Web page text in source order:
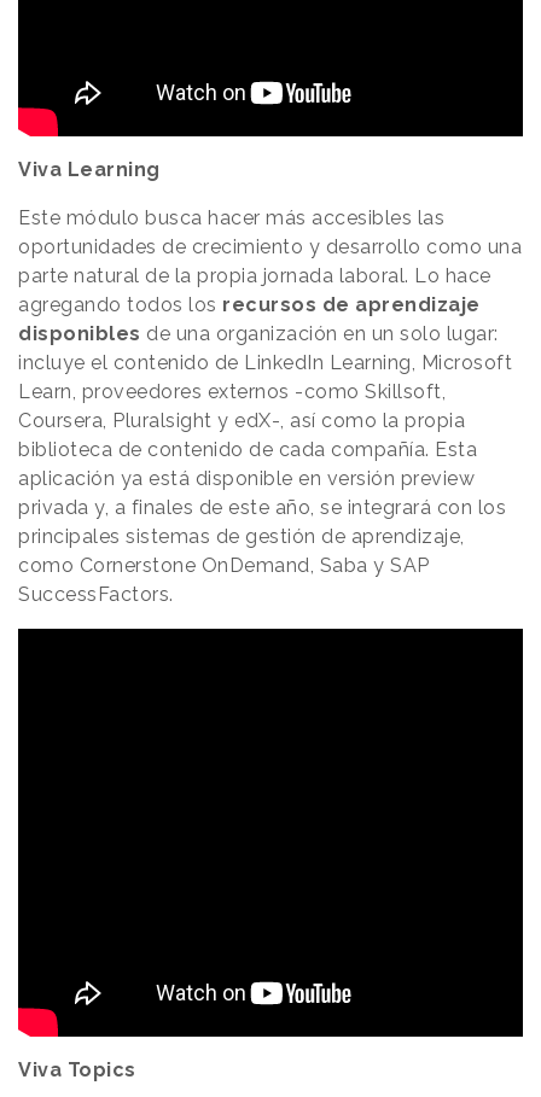
Viva Learning
Este módulo busca hacer más accesibles las
oportunidades de crecimiento y desarrollo como una
parte natural de la propia jornada laboral. Lo hace
agregando todos los recursos de aprendizaje
disponibles de una organización en un solo lugar:
incluye el contenido de LinkedIn Learning, Microsoft
Learn, proveedores externos -como Skillsoft,
Coursera, Pluralsight y edX-, así como la propia
biblioteca de contenido de cada compañía. Esta
aplicación ya está disponible en versión preview
privada y, a finales de este año, se integrará con los
principales sistemas de gestión de aprendizaje,
como Cornerstone OnDemand, Saba y SAP
SuccessFactors.
Viva Topics